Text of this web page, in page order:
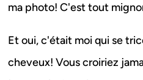
ma photo! C'est tout
Et oui, c'était moi qui se
cheveux! Vous croiriez